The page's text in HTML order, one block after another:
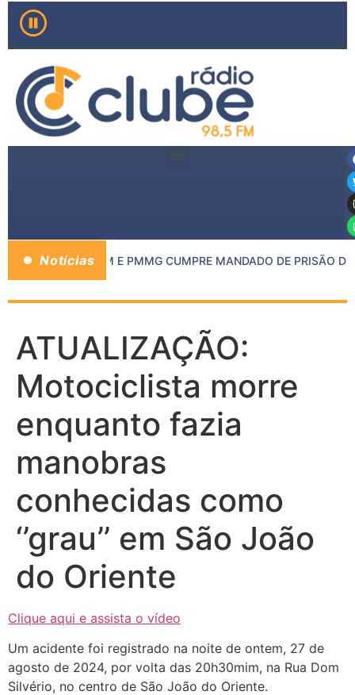
Notícias
MP DE INHAPIM E PMMG CUMPRE MANDADO DE PRISÃO DE
ATUALIZAÇÃO:
Motociclista morre
enquanto fazia
manobras
conhecidas como
‘’grau’’ em São João
do Oriente
Clique aqui e assista o vídeo
Um acidente foi registrado na noite de ontem, 27 de
agosto de 2024, por volta das 20h30mim, na Rua Dom
Silvério, no centro de São João do Oriente.